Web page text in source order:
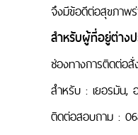
จึงมีข้อดีต่อสุขภาพร่
สำหรับผู้ที่อยู่ต่าง
ช่องทางการติดต่อ
สำหรับ : เยอรมัน,
ติดต่อสอบถาม :